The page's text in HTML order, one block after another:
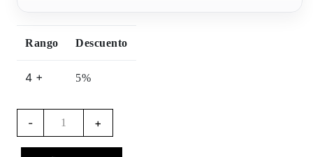
Rango Descuento
4 + 5%
-
control
+